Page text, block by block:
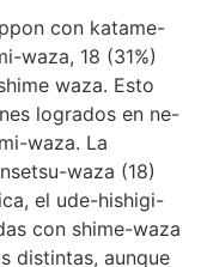
con katame-
waza, 18 (31%)
waza. Esto
logrados en ne-
waza. La
waza (18)
el ude-hishigi-
con shime-waza
distintas, aunque